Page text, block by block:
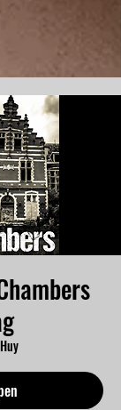
Huy